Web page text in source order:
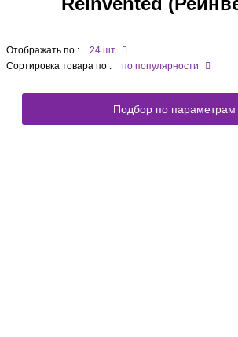
Отображать по :
24 шт
Сортировка товара по :
по популярности
Подбор по параметрам